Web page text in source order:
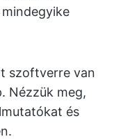
szoftverre van
Nézzük meg,
és